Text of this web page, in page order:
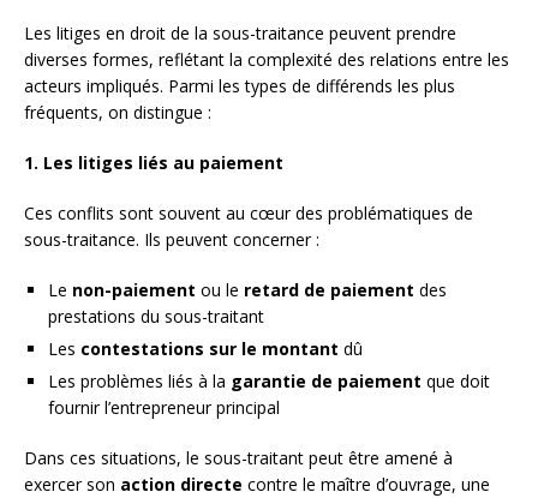
Les litiges en droit de la sous-traitance peuvent prendre
diverses formes, reflétant la complexité des relations entre les
acteurs impliqués. Parmi les types de différends les plus
fréquents, on distingue :
1. Les litiges liés au paiement
Ces conflits sont souvent au cœur des problématiques de
sous-traitance. Ils peuvent concerner :
Le non-paiement ou le retard de paiement des
prestations du sous-traitant
Les contestations sur le montant dû
Les problèmes liés à la garantie de paiement que doit
fournir l’entrepreneur principal
Dans ces situations, le sous-traitant peut être amené à
exercer son action directe contre le maître d’ouvrage, une